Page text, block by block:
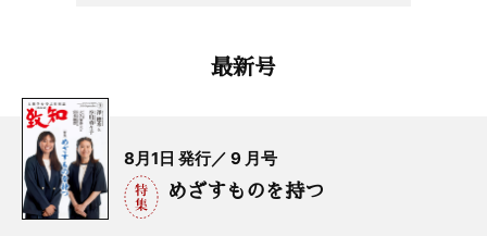
最新号
8月1日 発行／ 9 月号
めざすものを持つ